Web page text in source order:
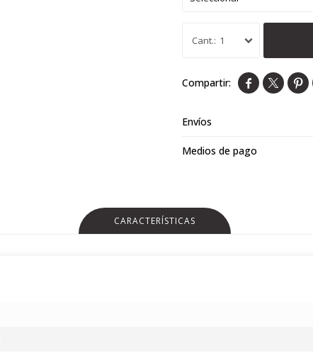
1
  
Envíos
Medios de pago
CARACTERÍSTICAS